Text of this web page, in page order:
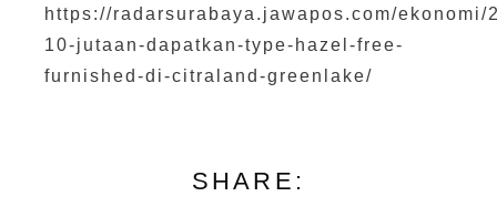
https://radarsurabaya.jawapos.com/ekonomi/
10-jutaan-dapatkan-type-hazel-free-
furnished-di-citraland-greenlake/
SHARE: